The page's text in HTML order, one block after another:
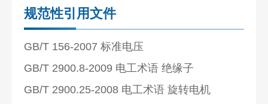
规范性引用文件
GB/T 156-2007 标准电压
GB/T 2900.8-2009 电工术语 绝缘子
GB/T 2900.25-2008 电工术语 旋转电机